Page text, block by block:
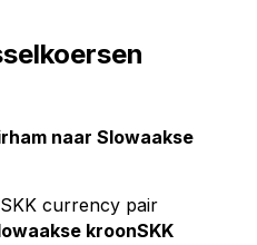
naar Slowaakse
currency pair
kroonSKK